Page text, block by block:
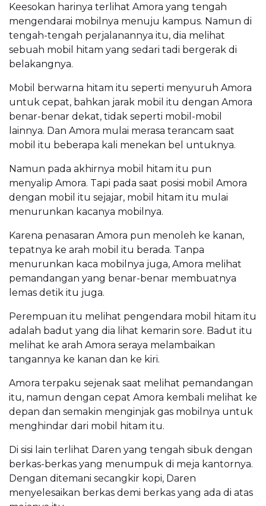
Keesokan harinya terlihat Amora yang tengah
mengendarai mobilnya menuju kampus. Namun di
tengah-tengah perjalanannya itu, dia melihat
sebuah mobil hitam yang sedari tadi bergerak di
belakangnya.
Mobil berwarna hitam itu seperti menyuruh Amora
untuk cepat, bahkan jarak mobil itu dengan Amora
benar-benar dekat, tidak seperti mobil-mobil
lainnya. Dan Amora mulai merasa terancam saat
mobil itu beberapa kali menekan bel untuknya.
Namun pada akhirnya mobil hitam itu pun
menyalip Amora. Tapi pada saat posisi mobil Amora
dengan mobil itu sejajar, mobil hitam itu mulai
menurunkan kacanya mobilnya.
Karena penasaran Amora pun menoleh ke kanan,
tepatnya ke arah mobil itu berada. Tanpa
menurunkan kaca mobilnya juga, Amora melihat
pemandangan yang benar-benar membuatnya
lemas detik itu juga.
Perempuan itu melihat pengendara mobil hitam itu
adalah badut yang dia lihat kemarin sore. Badut itu
melihat ke arah Amora seraya melambaikan
tangannya ke kanan dan ke kiri.
Amora terpaku sejenak saat melihat pemandangan
itu, namun dengan cepat Amora kembali melihat ke
depan dan semakin menginjak gas mobilnya untuk
menghindar dari mobil hitam itu.
Di sisi lain terlihat Daren yang tengah sibuk dengan
berkas-berkas yang menumpuk di meja kantornya.
Dengan ditemani secangkir kopi, Daren
menyelesaikan berkas demi berkas yang ada di atas